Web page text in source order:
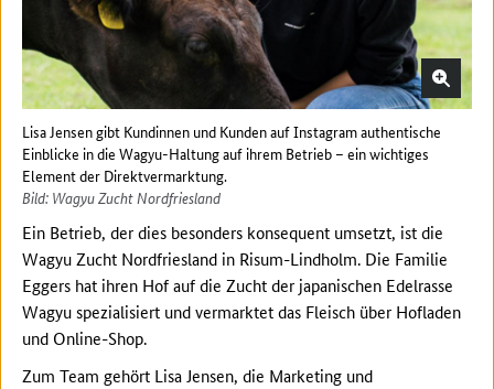
Lisa Jensen gibt Kundinnen und Kunden auf Instagram authentische
Einblicke in die Wagyu-Haltung auf ihrem Betrieb – ein wichtiges
Element der Direktvermarktung.
Bild: Wagyu Zucht Nordfriesland
Ein Betrieb, der dies besonders konsequent umsetzt, ist die
Wagyu Zucht Nordfriesland in Risum-Lindholm. Die Familie
Eggers hat ihren Hof auf die Zucht der japanischen Edelrasse
Wagyu spezialisiert und vermarktet das Fleisch über Hofladen
und Online-Shop.
Zum Team gehört Lisa Jensen, die Marketing und